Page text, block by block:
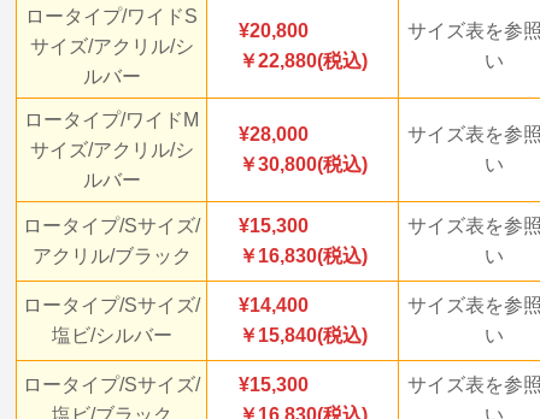
ロータイプ/ワイドS
サイズ/アクリル/シ
ルバー
20,800
￥22,880(税込)
サイズ表を参
い
ロータイプ/ワイドM
サイズ/アクリル/シ
ルバー
28,000
￥30,800(税込)
サイズ表を参
い
ロータイプ/Sサイズ/
アクリル/ブラック
15,300
￥16,830(税込)
サイズ表を参
い
ロータイプ/Sサイズ/
塩ビ/シルバー
14,400
￥15,840(税込)
サイズ表を参
い
ロータイプ/Sサイズ/
15,300
サイズ表を参